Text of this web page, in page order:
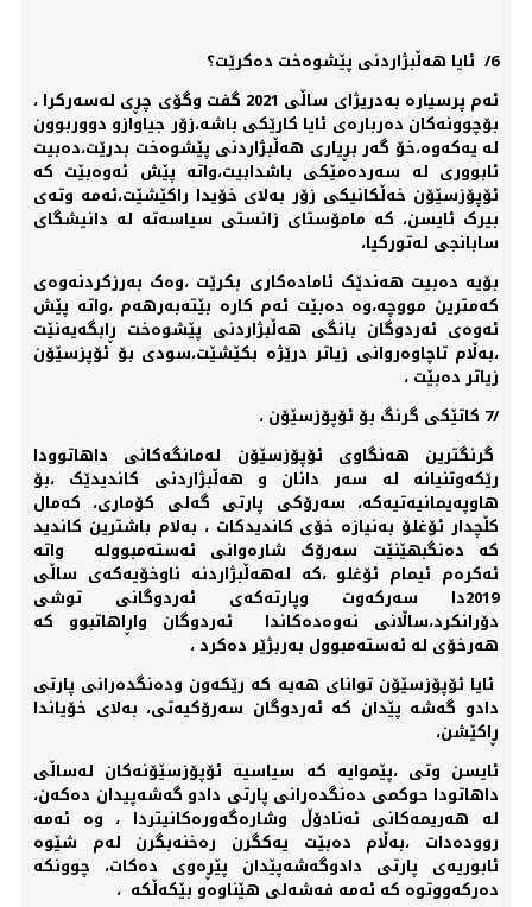
6/ ئایا هەڵبژاردنی پێشوەخت دەکرێت؟
ئەم پرسیارە بەدریژای ساڵی 2021 گفت وگۆی چڕی لەسەرکرا ،
بۆچوونەکان دەربارەی ئایا کارێکی باشە،زۆر جیاوازو دووربوون
لە یەکەوە،خۆ گەر بڕیاری هەڵبژاردنی پێشوەخت بدرێت،دەبیت
ئابووری لە سەردەمێکی باشدابیت،واتە پێش ئەوەبێت کە
ئۆپۆزسێۆن خەڵکانیکی زۆر بەلای خۆیدا راکێشێت،ئەمە وتەی
بیرک ئایسن، کە مامۆستای زانستی سیاسەتە لە دانیشگای
سابانجی لەتورکیا،
بۆیە دەبیت هەندێک ئامادەکاری بکرێت ،وەک بەرزکردنەوەی
کەمترین مووچە،وە دەبێت ئەم کارە بێتەبەرهەم ،واتە پێش
ئەوەی ئەردوگان بانگی هەڵبژاردنی پێشوەخت ڕابگەیەنێت
،بەڵام تاچاوەروانی زیاتر درێژە بکێشێت،سودی بۆ ئۆپزسێۆن
زیاتر دەبێت ،
/7 کاتێکی گرنگ بۆ ئۆپۆزسێۆن ،
گرنگترین هەنگاوی ئۆپۆزسێۆن لەمانگەکانی داهاتوودا
رێکەوتنیانە لە سەر دانان و هەڵبژاردنی کاندیدێک ،بۆ
هاوپەیمانیەتیەکە، سەرۆکی پارتی گەلی کۆماری، کەمال
کڵچدار ئۆغلۆ بەنیازە خۆی کاندیدکات ، بەلام باشترین کاندید
کە دەنگبهێنێت سەرۆک شارەوانی ئەستەمبوولە واتە
ئەکرەم ئیمام ئۆغلو ،کە لەهەڵبژاردنە ناوخۆیەکەی ساڵی
2019دا سەرکەوت وپارتەکەی ئەردوگانی توشی
دۆرانکرد،ساڵانی نەوەدەکاندا ئەردوگان واڕاهاتبوو کە
هەرخۆی لە ئەستەمبوول بەربژێر دەکرد ،
ئایا ئۆپۆزسێۆن توانای هەیە کە رێکەون ودەنگدەرانی پارتی
دادو گەشە پێدان کە ئەردوگان سەرۆکیەتی، بەلای خۆیاندا
ڕاکێشن،
ئایسن وتی ،پێموایە کە سیاسیە ئۆپۆزسێۆنەکان لەساڵی
داهاتودا حوکمی دەنگدەرانی پارتی دادو گەشەپیدان دەکەن،
لە هەریمەکانی ئەنادۆڵ وشارەگەورەکانیتردا ، وە ئەمە
روودەدات ،بەڵام دەبێت یەکگرن رەخنەبگرن لەم شێوە
ئابوریەی پارتی دادوگەشەپێدان پێڕەوی دەکات، چوونکە
دەرکەووتوە کە ئەمە فەشەلی هێناوەو بێکەڵکە ،